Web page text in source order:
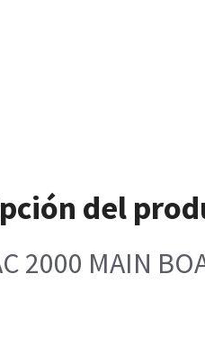
del
2000 MAIN